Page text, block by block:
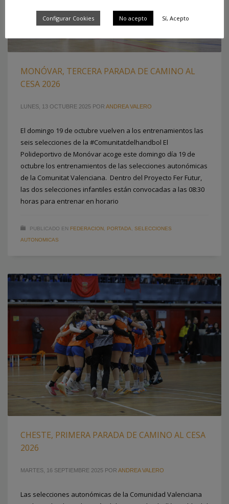
MONÓVAR, TERCERA PARADA DE CAMINO AL
CESA 2026
LUNES, 13 OCTUBRE 2025 POR ANDREA VALERO
El domingo 19 de octubre vuelven a los entrenamientos las
seis selecciones de la #Comunitatdelhandbol El
Polideportivo de Monóvar acoge este domingo día 19 de
octubre los entrenamientos de las selecciones autonómicas
de la Comunitat Valenciana. Dentro del Proyecto Fer Futur,
las dos selecciones infantiles están convocadas a las 08:30
horas para entrenar en horario
PUBLICADO EN FEDERACION PORTADA
SELECCIONES
AUTONOMICAS
CHESTE, PRIMERA PARADA DE CAMINO AL CESA
2026
MARTES, 16 SEPTIEMBRE 2025 POR ANDREA VALERO
Las selecciones autonómicas de la Comunidad Valenciana
Configurar Cookies No acepto Sí, Acepto